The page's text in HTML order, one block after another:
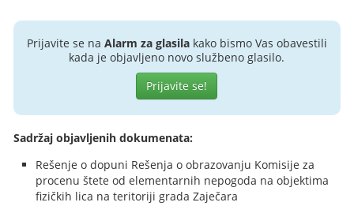
Prijavite se na Alarm za glasilakako bismo Vas obavestili
kada je objavljeno novo službeno glasilo.
Prijavite se!
Sadržaj objavljenih dokumenata:
Rešenje o dopuni Rešenja o obrazovanju Komisije za
procenu štete od elementarnih nepogoda na objektima
fizičkih lica na teritoriji grada Zaječara